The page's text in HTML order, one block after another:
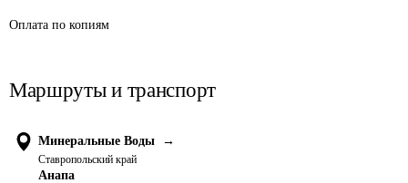
Оплата по копиям
Маршруты и транспорт
Минеральные Воды →
Ставропольский край
Анапа